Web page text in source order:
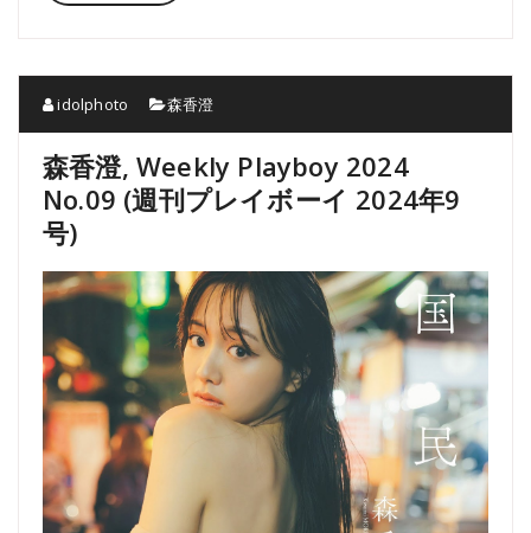
idolphoto 森香澄
森香澄, Weekly Playboy 2024
No.09 (週刊プレイボーイ 2024年9
号)